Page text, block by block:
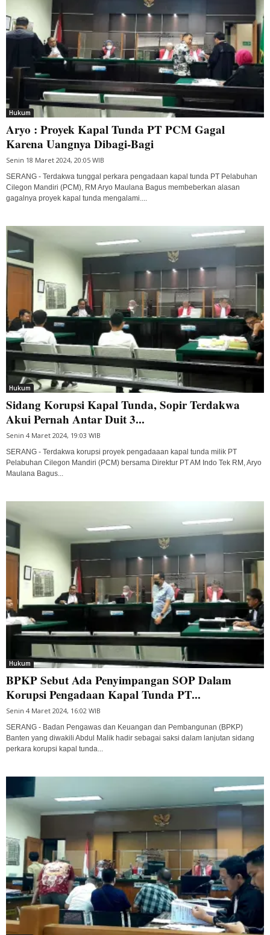
Hukum
Aryo : Proyek Kapal Tunda PT PCM Gagal
Karena Uangnya Dibagi-Bagi
Senin 18 Maret 2024, 20:05 WIB
SERANG - Terdakwa tunggal perkara pengadaan kapal tunda PT Pelabuhan
Cilegon Mandiri (PCM), RM Aryo Maulana Bagus membeberkan alasan
gagalnya proyek kapal tunda mengalami....
Hukum
Sidang Korupsi Kapal Tunda, Sopir Terdakwa
Akui Pernah Antar Duit 3...
Senin 4 Maret 2024, 19:03 WIB
SERANG - Terdakwa korupsi proyek pengadaaan kapal tunda milik PT
Pelabuhan Cilegon Mandiri (PCM) bersama Direktur PT AM Indo Tek RM, Aryo
Maulana Bagus...
Hukum
BPKP Sebut Ada Penyimpangan SOP Dalam
Korupsi Pengadaan Kapal Tunda PT...
Senin 4 Maret 2024, 16:02 WIB
SERANG - Badan Pengawas dan Keuangan dan Pembangunan (BPKP)
Banten yang diwakili Abdul Malik hadir sebagai saksi dalam lanjutan sidang
perkara korupsi kapal tunda...